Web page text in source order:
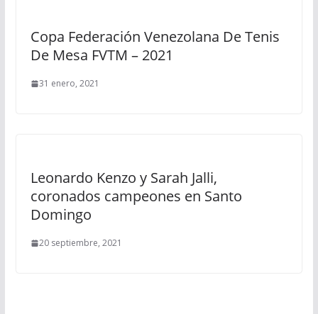
Copa Federación Venezolana De Tenis
De Mesa FVTM – 2021
31 enero, 2021
Leonardo Kenzo y Sarah Jalli,
coronados campeones en Santo
Domingo
20 septiembre, 2021